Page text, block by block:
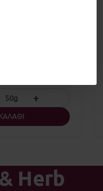
50g +
ΚΑΛΆΘΙ
Herb